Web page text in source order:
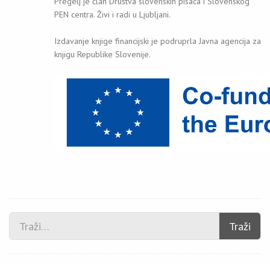
PEN centra. Živi i radi u Ljubljani.
Izdavanje knjige financijski je podruprla Javna agencija za
knjigu Republike Slovenije.
Traži